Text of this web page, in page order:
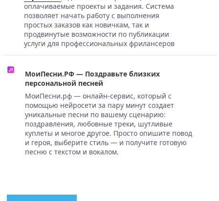
оплачиваемые проекты и задания. Система
позволяет начать работу с выполнения
простых заказов как новичкам, так и
продвинутые возможности по публикации
услуги для профессиональных фрилансеров
МоиПесни.РФ — Поздравьте близких
персональной песней
МоиПесни.рф — онлайн-сервис, который с
помощью нейросети за пару минут создает
уникальные песни по вашему сценарию:
поздравления, любовные треки, шутливые
куплеты и многое другое. Просто опишите повод
и героя, выберите стиль — и получите готовую
песню с текстом и вокалом.